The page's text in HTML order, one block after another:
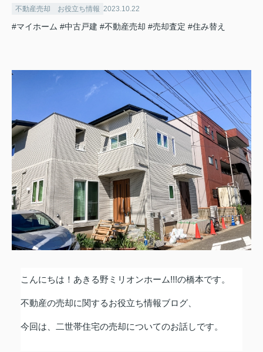
不動産売却 お役立ち情報 2023.10.22
#マイホーム #中古戸建 #不動産売却 #売却査定 #住み替え
こんにちは！あきる野ミリオンホーム!!!の橋本です。
不動産の売却に関するお役立ち情報ブログ、
今回は、二世帯住宅の売却についてのお話しです。